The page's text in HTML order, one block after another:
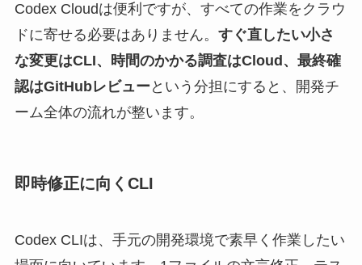
Codex Cloudは便利ですが、すべての作業をクラウ
ドに寄せる必要はありません。 すぐ直したい小さ
な変更はCLI、時間のかかる調査はCloud、最終確
認はGitHubレビュー という分担にすると、開発チ
ーム全体の流れが整います。
即時修正に向くCLI
Codex CLIは、手元の開発環境で素早く作業したい